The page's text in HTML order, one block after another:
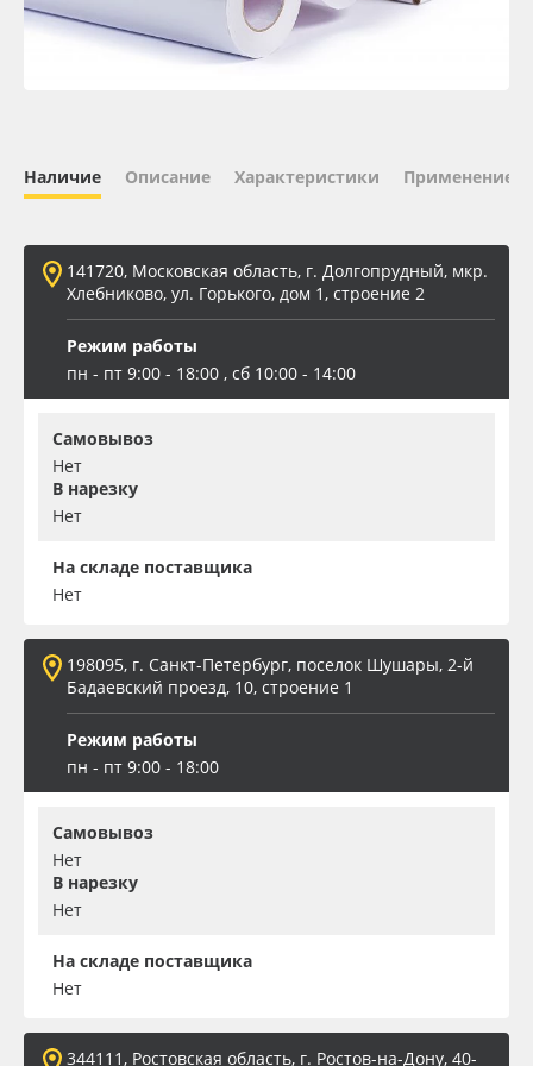
Oracal 641
ПЭТ бэклит
Вспененный ПВХ
Заготовки для сувениров
Наличие Описание Характеристики Применение
141720, Московская область, г. Долгопрудный, мкр.
Хлебниково, ул. Горького, дом 1, строение 2
Режим работы
пн - пт 9:00 - 18:00 , сб 10:00 - 14:00
Самовывоз
Нет
В нарезку
Нет
На складе поставщика
Нет
198095, г. Санкт-Петербург, поселок Шушары, 2-й
Бадаевский проезд, 10, строение 1
Режим работы
пн - пт 9:00 - 18:00
Самовывоз
Нет
В нарезку
Нет
На складе поставщика
Нет
344111, Ростовская область, г. Ростов-на-Дону, 40-